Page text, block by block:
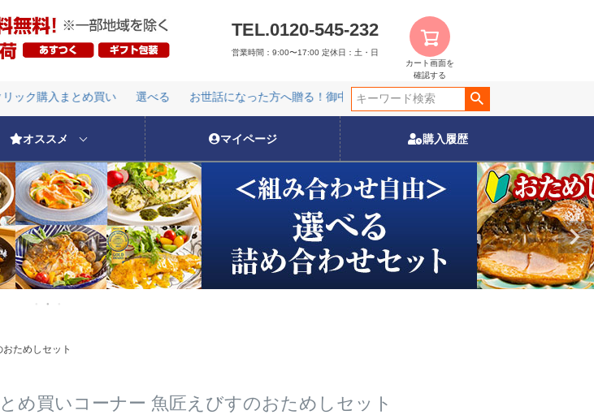
TEL.0120-545-232
営業時間：9:00〜17:00 定休日：土・日
カート画面を
確認する
ク購入まとめ買い 選べる お世話になった方へ贈る！御中元特集 夏限定販売の特別商品！
ク購入まとめ買い 選べる お世話になった方へ贈る！御中元特集 夏限定販売の特別商品！ レンジでチ
検索
オススメ マイページ 購入履歴
ためしセット
め買いコーナー 魚匠えびすのおためしセット